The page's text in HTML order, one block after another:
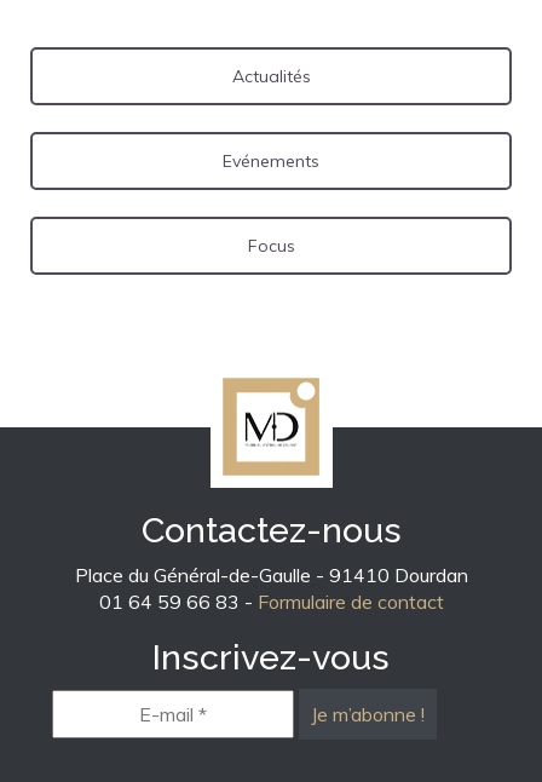
Actualités
Evénements
Focus
Contactez-nous
Place du Général-de-Gaulle - 91410 Dourdan
01 64 59 66 83 - Formulaire de contact
Inscrivez-vous
mail
*